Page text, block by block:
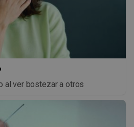
al ver bostezar a otros